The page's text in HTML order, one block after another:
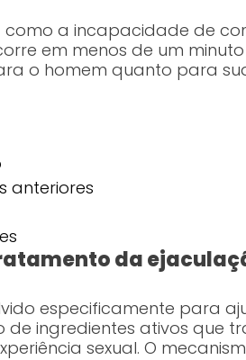
a incapacidade de
em menos de um
o homem quanto para
anteriores
da
especificamente para
de ingredientes ativos
sexual. O